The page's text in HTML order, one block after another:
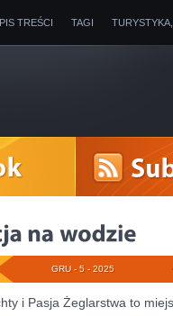
TREŚCI TAGI
GRU - 5 - 2025
i Pasja Żeglarstwa to